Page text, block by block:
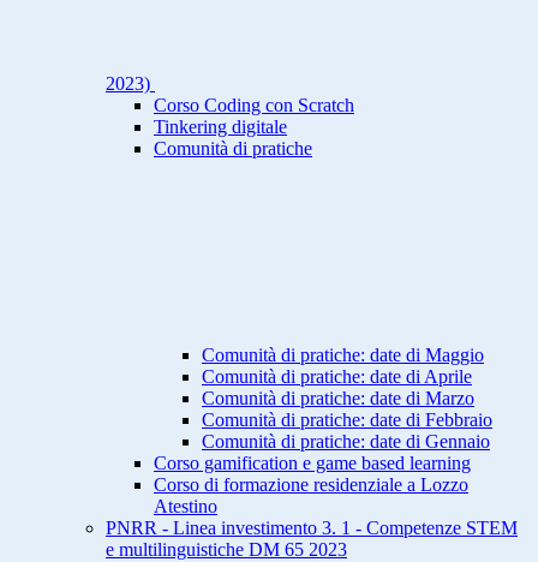
2023)
Corso Coding con Scratch
Tinkering digitale
Comunità di pratiche
Comunità di pratiche: date di Maggio
Comunità di pratiche: date di Aprile
Comunità di pratiche: date di Marzo
Comunità di pratiche: date di Febbraio
Comunità di pratiche: date di Gennaio
Corso gamification e game based learning
Corso di formazione residenziale a Lozzo
Atestino
PNRR - Linea investimento 3. 1 - Competenze STEM
e multilinguistiche DM 65 2023